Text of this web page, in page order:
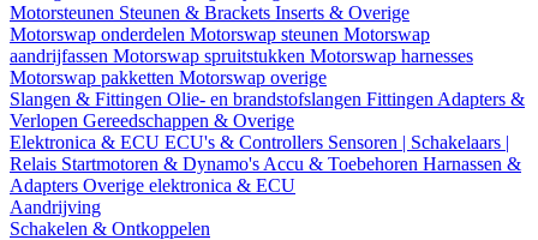
Motorsteunen Steunen & Brackets Inserts & Overige
Motorswap onderdelen Motorswap steunen Motorswap
aandrijfassen Motorswap spruitstukken Motorswap harnesses
Motorswap pakketten Motorswap overige
Slangen & Fittingen Olie- en brandstofslangen Fittingen Adapters &
Verlopen Gereedschappen & Overige
Elektronica & ECU ECU's & Controllers Sensoren | Schakelaars |
Relais Startmotoren & Dynamo's Accu & Toebehoren Harnassen &
Adapters Overige elektronica & ECU
Aandrijving
Schakelen & Ontkoppelen